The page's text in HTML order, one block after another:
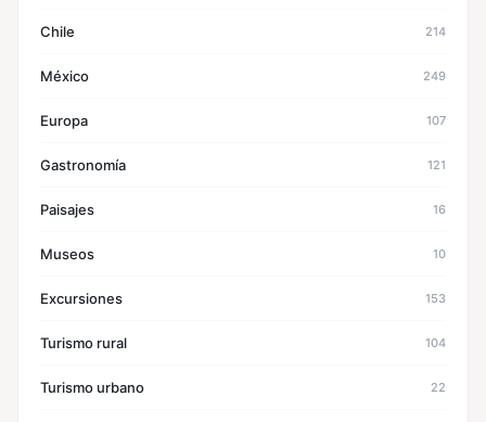
Chile 214
México 249
Europa 107
Gastronomía 121
Paisajes 16
Museos 10
Excursiones 153
Turismo rural 104
Turismo urbano 22